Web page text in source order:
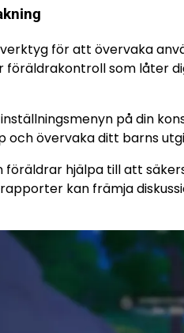
för att övervaka
som låter
på din
och övervaka ditt barns
hjälpa till att
kan främja